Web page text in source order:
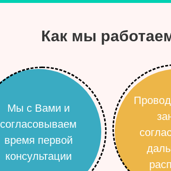
Как мы
Мы с Вами и
согласовываем
время первой
консультации